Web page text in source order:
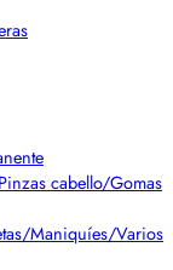
cabello/Gomas
Maniquíes/Varios